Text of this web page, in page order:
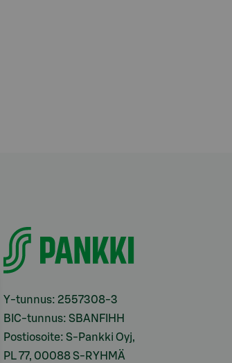
Y-tunnus: 2557308-3
BIC-tunnus: SBANFIHH
Postiosoite: S-Pankki Oyj,
PL 77, 00088 S-RYHMÄ